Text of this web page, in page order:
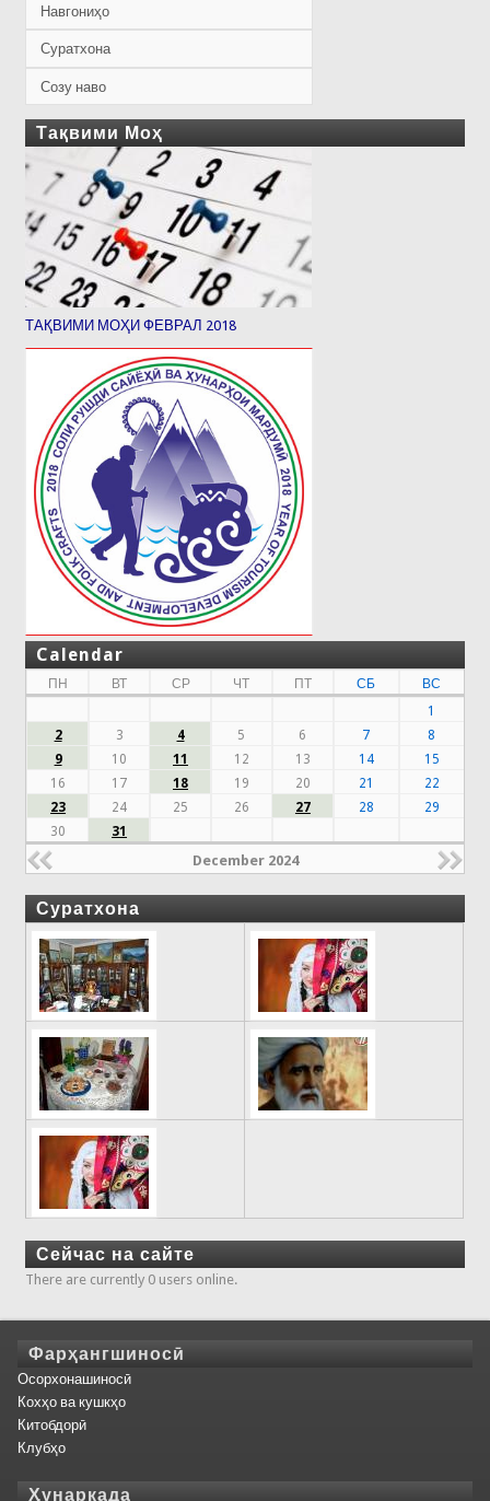
Навгониҳо
Суратхона
Созу наво
Тақвими Моҳ
ТАҚВИМИ МОҲИ ФЕВРАЛ 2018
Calendar
ПН ВТ СР ЧТ ПТ СБ
ВС
1
2
3 4 5 6 7
8
9
10 11 12 13 14
15
16
17 18 19 20 21
22
23
24 25 26 27 28
29
30
31
December 2024
Суратхона
Сейчас на сайте
There are currently 0 users online.
Фарҳангшиносӣ
Осорхонашиносӣ
Кохҳо ва кушкҳо
Китобдорӣ
Клубҳо
Ҳунаркада